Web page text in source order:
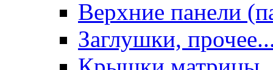
Верхние панели
Заглушки,